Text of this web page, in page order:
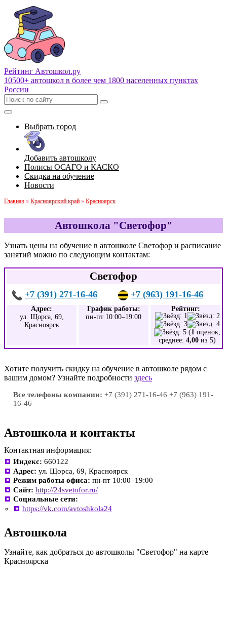
Рейтинг Автошкол.ру
10500+ автошкол в более чем 1800 населенных пунктах
России
Выбрать город
Добавить автошколу
Полисы ОСАГО и КАСКО
Скидка на обучение
Новости
Главная » Красноярский край » Красноярск
Автошкола "Светофор"
Узнать цены на обучение в автошколе Светофор и расписание
занятий можно по следующим контактам:
Светофор
+7 (391) 271-16-46 +7 (963) 191-16-46
Адрес:
ул. Щорса, 69,
Красноярск
График работы:
пн-пт 10:00–19:00
Рейтинг:
(1 оценок,
среднее: 4,00 из 5)
Хотите получить скидку на обучение в автошколе рядом с
вашим домом? Узнайте подробности здесь
Все телефоны компании: +7 (391) 271-16-46 +7 (963) 191-
16-46
Автошкола и контакты
Контактная информация:
Индекс: 660122
Адрес: ул. Щорса, 69, Красноярск
Режим работы офиса: пн-пт 10:00–19:00
Сайт: http://24svetofor.ru/
Социальные сети:
https://vk.com/avtoshkola24
Автошкола
Узнайте, как добраться до автошколы "Светофор" на карте
Красноярска